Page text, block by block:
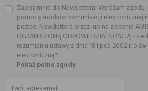
Zapisz mnie do Newslettera! Wyrażam zgodę
pomocą środków komunikacji elektronicznej
postaci Newslettera przez lub na zlecenie
OGRANICZONĄ ODPOWIEDZIALNOŚCIĄ z
rozumieniu ustawy z dnia 18 lipca 2002 r. o
elektroniczną.*
Pokaż pełne zgody